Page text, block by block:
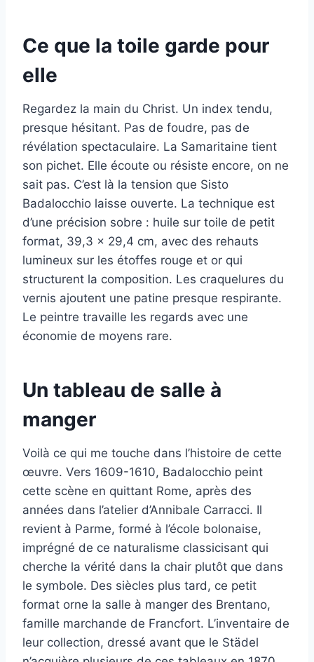
Ce que la toile garde pour
elle
Regardez la main du Christ. Un index tendu,
presque hésitant. Pas de foudre, pas de
révélation spectaculaire. La Samaritaine tient
son pichet. Elle écoute ou résiste encore, on ne
sait pas. C’est là la tension que Sisto
Badalocchio laisse ouverte. La technique est
d’une précision sobre : huile sur toile de petit
format, 39,3 × 29,4 cm, avec des rehauts
lumineux sur les étoffes rouge et or qui
structurent la composition. Les craquelures du
vernis ajoutent une patine presque respirante.
Le peintre travaille les regards avec une
économie de moyens rare.
Un tableau de salle à
manger
Voilà ce qui me touche dans l’histoire de cette
œuvre. Vers 1609-1610, Badalocchio peint
cette scène en quittant Rome, après des
années dans l’atelier d’Annibale Carracci. Il
revient à Parme, formé à l’école bolonaise,
imprégné de ce naturalisme classicisant qui
cherche la vérité dans la chair plutôt que dans
le symbole. Des siècles plus tard, ce petit
format orne la salle à manger des Brentano,
famille marchande de Francfort. L’inventaire de
leur collection, dressé avant que le Städel